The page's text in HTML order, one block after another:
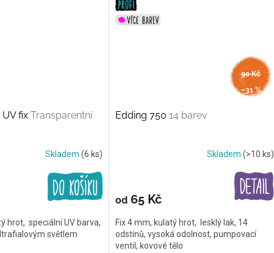
fix Transparentní
Skladem (6 ks)
hrot, speciální UV barva,
světlem
od
90 Kč
–31 %
Edding 750 14 barev
Skladem (>10 ks)
od65 Kč
Fix 4 mm, kulatý hrot, lesklý lak, 14
odstínů, vysoká odolnost, pumpovací
ventil, kovové tělo